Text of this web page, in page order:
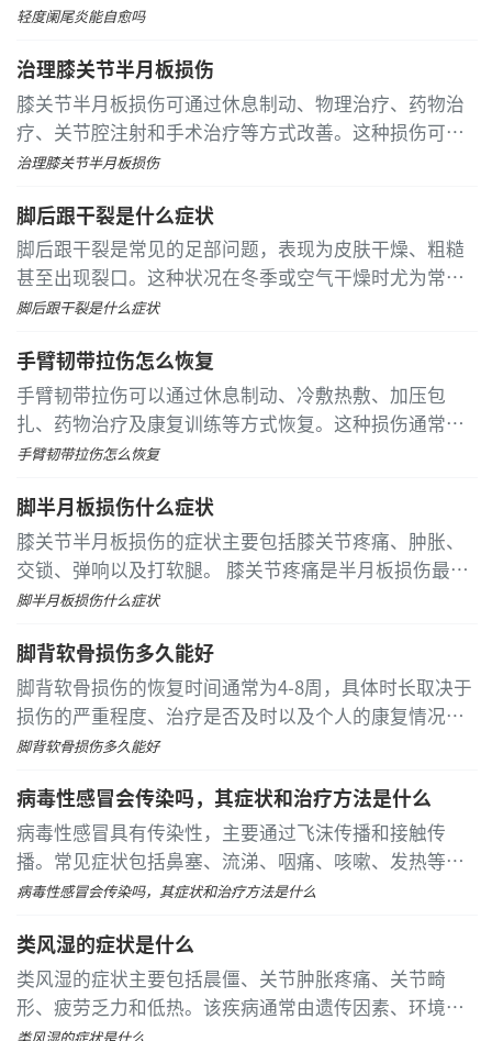
引起。若延误治疗，可能会进展为化脓性阑尾炎或穿
此时炎症尚未扩散，但阑尾管腔已存在梗阻或感染
轻度阑尾炎能自愈吗
治理膝关节半月板损伤
膝关节半月板损伤可通过休息制动、物理治疗、药物治
疗、关节腔注射和手术治疗等方式改善。这种损伤可能
与剧烈运动、退行性改变、外伤、关节不稳或先天性因
治理膝关节半月板损伤
脚后跟干裂是什么症状
脚后跟干裂是常见的足部问题，表现为皮肤干燥、粗糙
甚至出现裂口。这种状况在冬季或空气干燥时尤为常
见，尤其是经常赤脚或穿不透气鞋子的人更容易遇到。
感染。 皮肤缺水是脚后跟干裂的主要原因之一
脚后跟干裂是什么症状
手臂韧带拉伤怎么恢复
手臂韧带拉伤可以通过休息制动、冷敷热敷、加压包
扎、药物治疗及康复训练等方式恢复。这种损伤通常由
运动损伤、意外摔倒、过度负重、重复劳损或韧带退变
角巾或支具限制关节运动，避免韧带受到二次牵拉
手臂韧带拉伤怎么恢复
脚半月板损伤什么症状
膝关节半月板损伤的症状主要包括膝关节疼痛、肿胀、
交锁、弹响以及打软腿。 膝关节疼痛是半月板损伤最核
心的症状。疼痛通常位于膝关节内侧或外侧的关节间隙
上下楼梯、下蹲或扭转膝关节时，疼痛会明显加剧
脚半月板损伤什么症状
脚背软骨损伤多久能好
脚背软骨损伤的恢复时间通常为4-8周，具体时长取决于
损伤的严重程度、治疗是否及时以及个人的康复情况。
脚背软骨损伤的恢复过程可以分为几个阶段
脚背软骨损伤多久能好
病毒性感冒会传染吗，其症状和治疗方法是什么
病毒性感冒具有传染性，主要通过飞沫传播和接触传
播。常见症状包括鼻塞、流涕、咽痛、咳嗽、发热等，
可通过多休息、对症用药等方式缓解。 病毒性感冒由流
者
病毒性感冒会传染吗，其症状和治疗方法是什么
类风湿的症状是什么
类风湿的症状主要包括晨僵、关节肿胀疼痛、关节畸
形、疲劳乏力和低热。该疾病通常由遗传因素、环境因
素、免疫系统异常、感染及内分泌失调等原因引起，可